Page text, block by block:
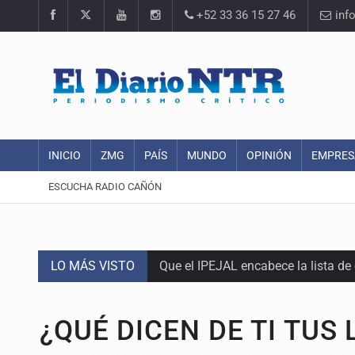
+52 33 36 15 27 46
INICIO ZMG PAÍS MUNDO OPINIÓN
ESCUCHA RADIO CAÑÓN
LO MÁS VISTO Que el IPEJAL encabece la lista
Catean centro de fraudes
¿QUÉ DICEN DE TI TUS